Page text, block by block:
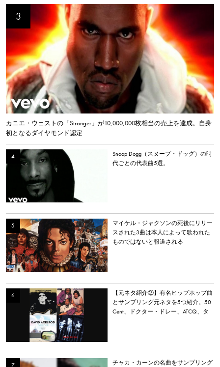
カニエ・ウェストの「Stronger」が10,000,000枚相当の売上を達成。自身
初となるダイヤモンド認定
Snoop Dogg（スヌープ・ドッグ）の時
代ごとの代表曲5選。
マイケル・ジャクソンの死後にリリー
スされた3曲は本人によって歌われた
ものではないと報道される
【元ネタ紹介②】有名ヒップホップ曲
とサンプリング元ネタを5つ紹介。50
Cent、ドクター・ドレー、ATCQ、タ
チャカ・カーンの名曲をサンプリング